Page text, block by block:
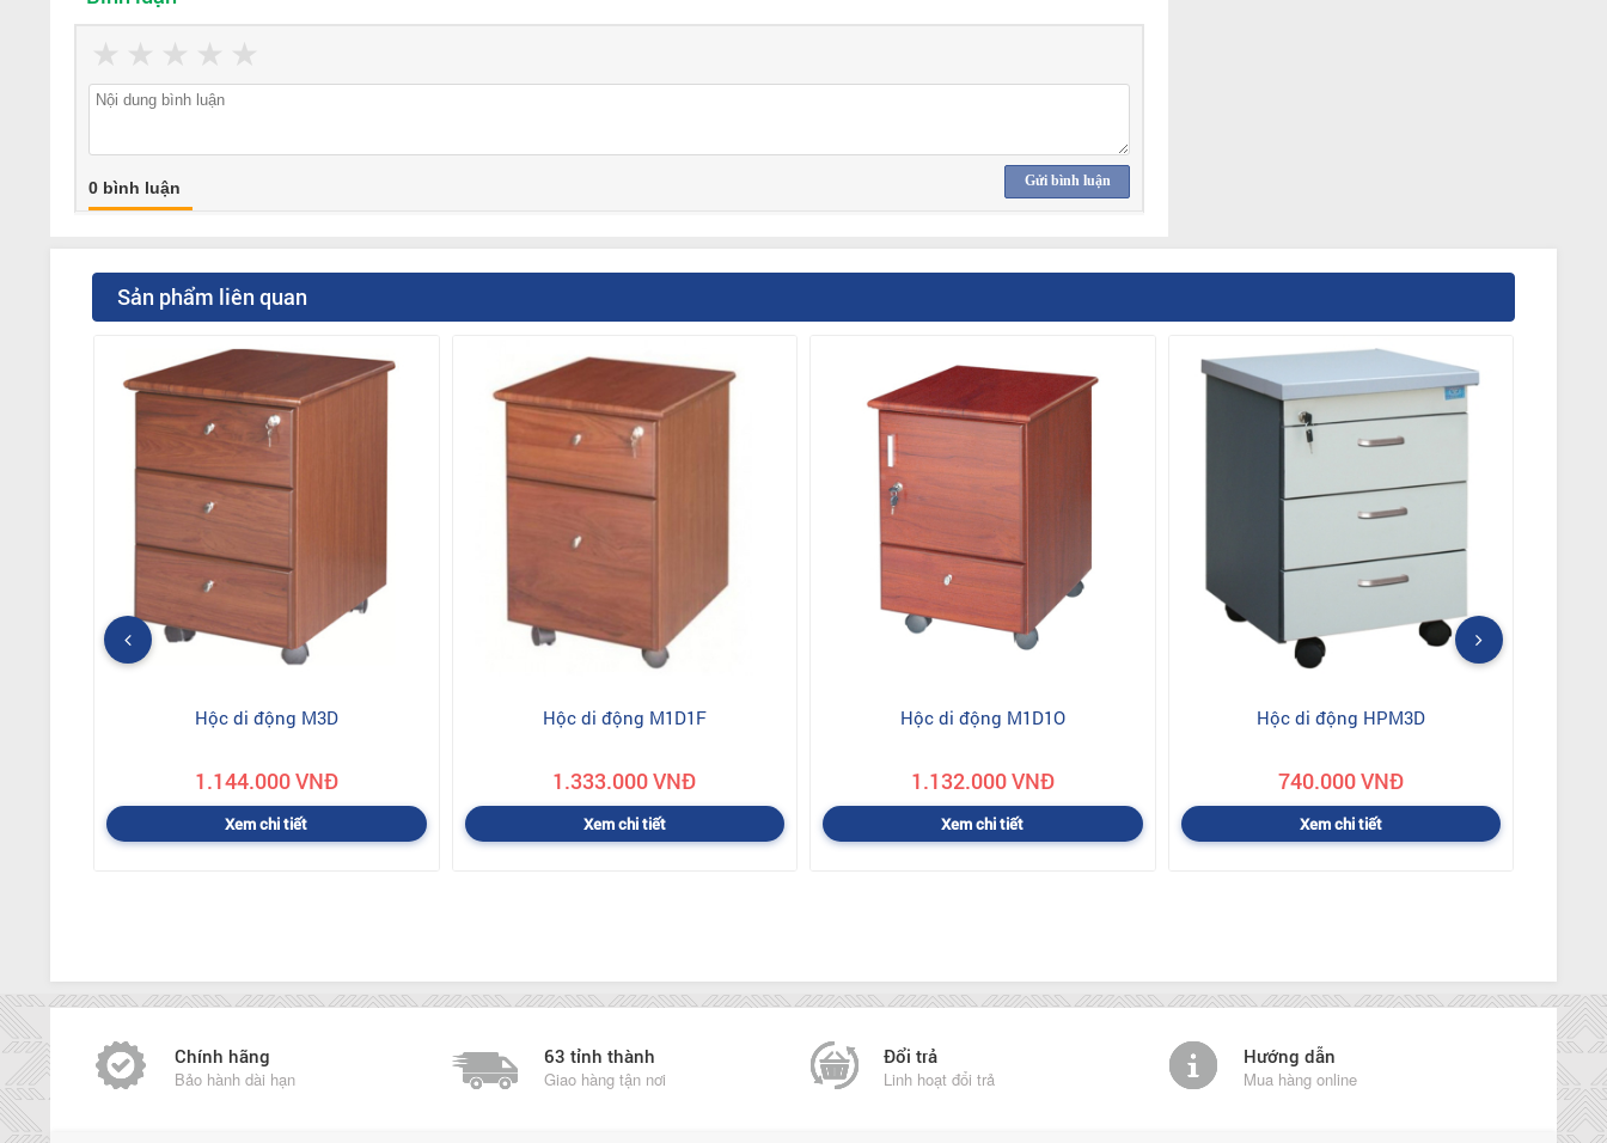
★
★
★
★
★
Gửi bình luận
0 bình luận
Sản phẩm liên quan
Hộc di động M3D
1.144.000 VNĐ
Xem chi tiết
Hộc di động M1D1F
1.333.000 VNĐ
Xem chi tiết
Hộc di động M1D1O
1.132.000 VNĐ
Xem chi tiết
Hộc di động HPM3D
740.000 VNĐ
Xem chi tiết
Chính hãng
Bảo hành dài hạn
63 tỉnh thành
Giao hàng tận nơi
Đổi trả
Linh hoạt đổi trả
Hướng dẫn
Mua hàng online